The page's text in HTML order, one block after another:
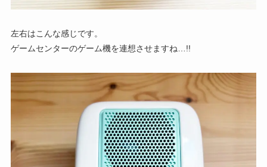
左右はこんな感じです。
ゲームセンターのゲーム機を連想させますね…!!